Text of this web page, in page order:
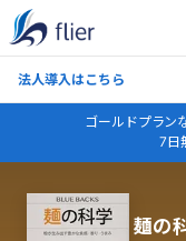
法人導入はこちら
ゴールドプラン
7日
麺の